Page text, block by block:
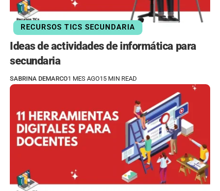
RECURSOS TICS SECUNDARIA
Ideas de actividades de informática para
secundaria
SABRINA DEMARCO1 MES AGO15 MIN READ